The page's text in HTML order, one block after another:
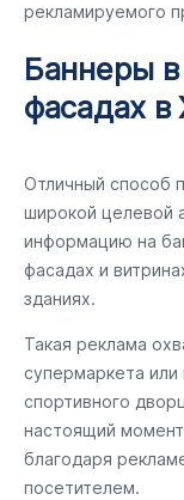
рекламируемого
Баннеры в
фасадах в
Отличный способ
широкой целевой
информацию на
фасадах и
зданиях.
Такая реклама
супермаркета или
спортивного
настоящий
благодаря
посетителем.